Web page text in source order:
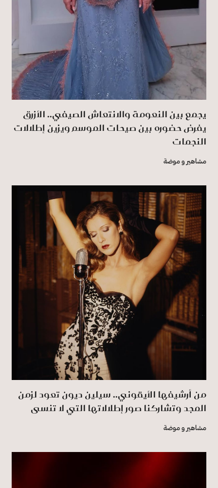
يجمع بين النعومة والانتعاش الصيفي.. الأزرق
يفرض حضوره بين صيحات الموسم ويزين إطلالات
النجمات
مشاهير و موضة
من أرشيفها الأيقوني.. سيلين ديون تعود لزمن
المجد وتشاركنا صور إطلالاتها التي لا تنسى
مشاهير و موضة